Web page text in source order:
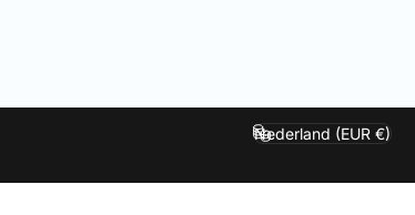
Land/regio
Nederland (EUR €)